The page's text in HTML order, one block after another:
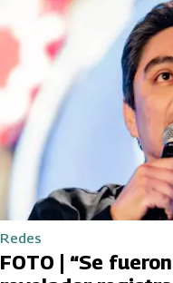
Redes
FOTO | “Se